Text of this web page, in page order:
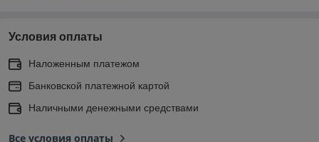
Условия оплаты
Наложенным платежом
Банковской платежной картой
Наличными денежными средствами
Все условия оплаты